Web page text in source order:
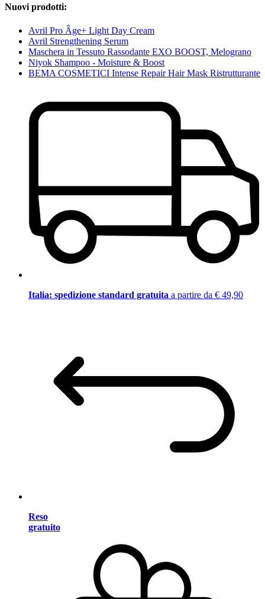
Nuovi prodotti:
Avril Pro Âge+ Light Day Cream
Avril Strengthening Serum
Maschera in Tessuto Rassodante EXO BOOST, Melograno
Niyok Shampoo - Moisture & Boost
BEMA COSMETICI Intense Repair Hair Mask Ristrutturante
Italia: spedizione standard gratuita a partire da € 49,90
Reso
gratuito